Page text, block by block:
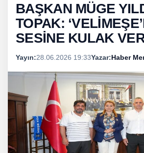
BAŞKAN MÜGE
TOPAK:
SESİNE KULAK
Yayın:28.06.2026 19:33Yazar:Haber